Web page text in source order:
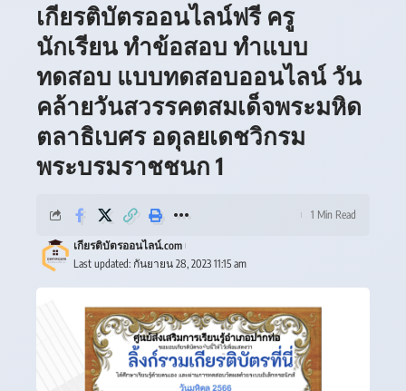
เกียรติบัตรออนไลน์ฟรี ครู
นักเรียน ทำข้อสอบ ทำแบบ
ทดสอบ แบบทดสอบออนไลน์ วัน
คล้ายวันสวรรคตสมเด็จพระมหิด
ตลาธิเบศร อดุลยเดชวิกรม
พระบรมราชชนก 1
Last updated: กันยายน 28, 2023 11:15 am
เกียรติบัตรออนไลน์.com
1 Min Read